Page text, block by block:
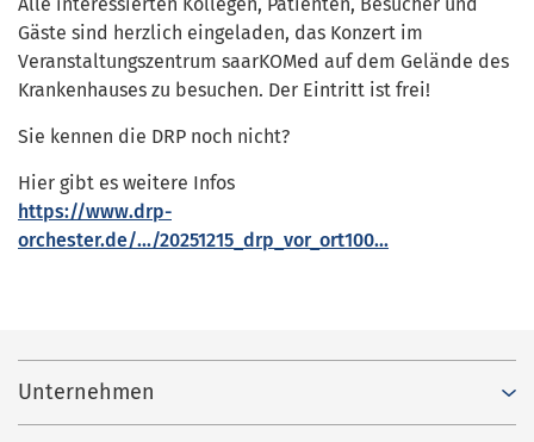
Gäste sind herzlich eingeladen, das Konzert im
Veranstaltungszentrum saarKOMed auf dem Gelände des
Krankenhauses zu besuchen. Der Eintritt ist frei!
Sie kennen die DRP noch nicht?
Hier gibt es weitere Infos
https://www.drp-
orchester.de/.../20251215_drp_vor_ort100...
Unternehmen